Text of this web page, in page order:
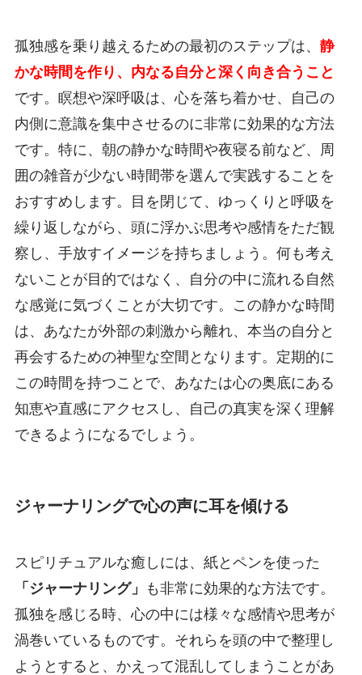
孤独感を乗り越えるための最初のステップは、 静
かな時間を作り、内なる自分と深く向き合うこと
です。瞑想や深呼吸は、心を落ち着かせ、自己の
内側に意識を集中させるのに非常に効果的な方法
です。特に、朝の静かな時間や夜寝る前など、周
囲の雑音が少ない時間帯を選んで実践することを
おすすめします。目を閉じて、ゆっくりと呼吸を
繰り返しながら、頭に浮かぶ思考や感情をただ観
察し、手放すイメージを持ちましょう。何も考え
ないことが目的ではなく、自分の中に流れる自然
な感覚に気づくことが大切です。この静かな時間
は、あなたが外部の刺激から離れ、本当の自分と
再会するための神聖な空間となります。定期的に
この時間を持つことで、あなたは心の奥底にある
知恵や直感にアクセスし、自己の真実を深く理解
できるようになるでしょう。
ジャーナリングで心の声に耳を傾ける
スピリチュアルな癒しには、紙とペンを使った
「ジャーナリング」
も非常に効果的な方法です。
孤独を感じる時、心の中には様々な感情や思考が
渦巻いているものです。それらを頭の中で整理し
ようとすると、かえって混乱してしまうことがあ